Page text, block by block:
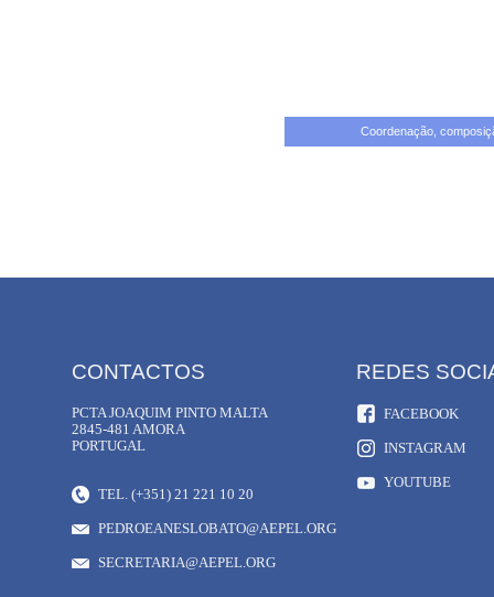
Coordenação,
TEL. (+351) 21 221 10 20
PEDROEANESLOBATO@AEPEL.ORG
SECRETARIA@AEPEL.ORG
FACEBOOK
INSTAGRAM
YOUTUBE
CONTACTOS
PCTA JOAQUIM PINTO MALTA
2845-481 AMORA
PORTUGAL
REDES